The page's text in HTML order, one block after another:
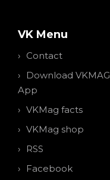
VK Menu
Contact
Download VKMAG
App
VKMag facts
VKMag shop
RSS
Facebook